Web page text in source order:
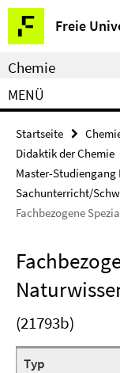
Springe
direkt
zu
Inhalt
Freie
Service-
Navigation
Chemie
MENÜ
Startseite
Didaktik der Chemie
Master-Studiengang
Sachunterricht/
Fachbezogene
(21793b)
Typ